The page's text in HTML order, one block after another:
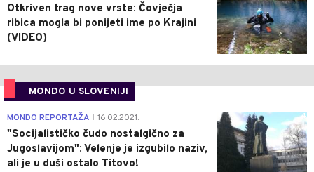
Otkriven trag nove vrste: Čovječja
ribica mogla bi ponijeti ime po Krajini
(VIDEO)
MONDO U SLOVENIJI
4
MONDO REPORTAŽA 16.02.2021.
"Socijalističko čudo nostalgično za
Jugoslavijom": Velenje je izgubilo naziv,
ali je u duši ostalo Titovo!